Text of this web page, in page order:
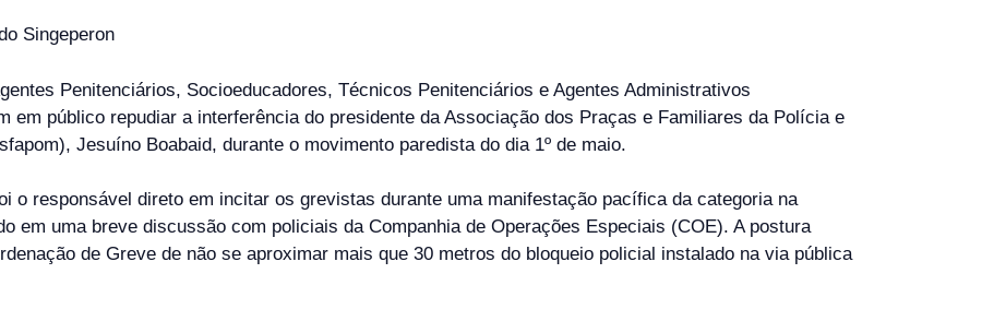
Singeperon
Penitenciários, Socioeducadores, Técnicos Penitenciários e Agentes Administrativos
em público repudiar a interferência do presidente da Associação dos Praças e Familiares da Polícia e
Jesuíno Boabaid, durante o movimento paredista do dia 1º de maio.
o responsável direto em incitar os grevistas durante uma manifestação pacífica da categoria na
em uma breve discussão com policiais da Companhia de Operações Especiais (COE). A postura
de Greve de não se aproximar mais que 30 metros do bloqueio policial instalado na via pública